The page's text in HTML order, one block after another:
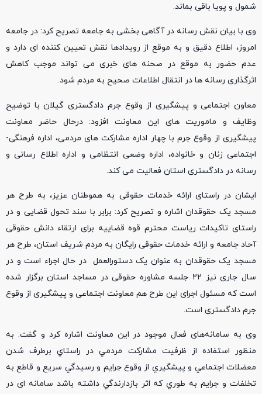
شمول و پویا باقی بماند.
وی با بیان نقش رسانه در آگاهی بخشی به جامعه تصریح کرد: در جامعه
امروز، اطلاع دقیق و به موقع از رویدادها نقش تعیین کننده ای دارد و
عدم حضور به موقع در صحنه های خبری می تواند موجب کاهش
اثرگذاری رسانه ها در انتقال اطلاعات صحیح به مردم شود.
معاون اجتماعی و پیشگیری از وقوع جرم دادگستری گیلان با توضیح
وظایف و ماموریت های این معاونت افزود: درحال حاضر معاونت
پیشگیری از وقوع جرم با چهار اداره مشارکت های مردمی، اداره فرهنگی-
اجتماعی زنان و خانواده، اداره وضعی انتظامی و اداره اطلاع رسانی و
رسانه در دادگستری استان فعالیت می کند.
ایشان در راستای ارائه خدمات حقوقی به هموطنان عزیز، به طرح هر
مسجد یک حقوقدان اشاره و تصریح کرد: برابر با سند تحول قضایی و در
راستای تاکیدات ریاست محترم قوه قضاییه برای ارتقاء دانش حقوقی
آحاد جامعه و ارائه خدمات حقوقی رایگان به مردم شریف استان، طرح هر
مسجد یک حقوقدان به عنوان یک دستورالعمل در حال اجراء است و در
سال جاری نیز ۲۲ جلسه مشاوره حقوقی در مساجد استان برگزار شده
است که مسئول اجرای این طرح هم معاونت اجتماعی و پیشگیری از وقوع
جرم دادگستری است.
وی به سامانه‌های فعال موجود در این معاونت اشاره کرد و گفت: به
منظور استفاده از ظرفيت مشارکت مردمي در راستاي برطرف شدن
معضلات اجتماعي و پيشگيري از وقوع جرايم و رسيدگي سريع و قاطع به
تخلفات و جرايم به طوري که اثر بازدارندگي داشته باشد سامانه ای در